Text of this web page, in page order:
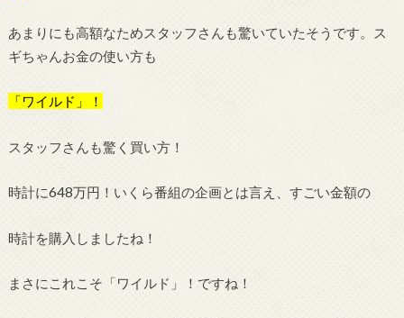
あまりにも高額なためスタッフさんも驚いていたそうです。ス
ギちゃんお金の使い方も
「ワイルド」！
スタッフさんも驚く買い方！
時計に648万円！いくら番組の企画とは言え、すごい金額の
時計を購入しましたね！
まさにこれこそ「ワイルド」！ですね！